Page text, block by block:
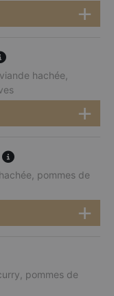
hachée,
pommes de
pommes de